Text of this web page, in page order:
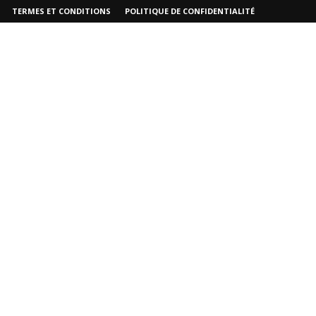
TERMES ET CONDITIONS POLITIQUE DE CONFIDENTIALITÉ